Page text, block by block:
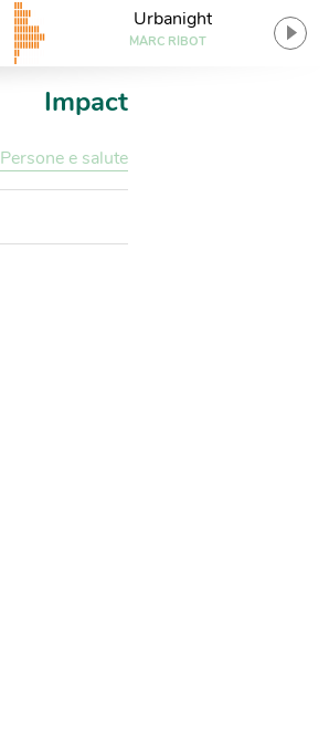
Urbanight
MARC RIBOT
Impact
Persone e salute